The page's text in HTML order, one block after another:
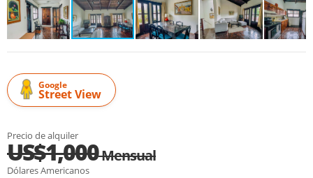
Google
Street View
Precio de alquiler
US$1,000Mensual
Dólares Americanos